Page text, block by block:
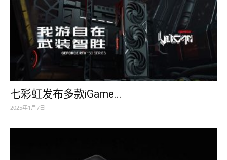
七彩虹发布多款iGame...
2025年1月7日